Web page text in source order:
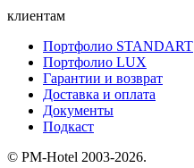
клиентам
Портфолио STANDART
Портфолио LUX
Гарантии и возврат
Доставка и оплата
Документы
Подкаст
© PM-Hotel 2003-2026.